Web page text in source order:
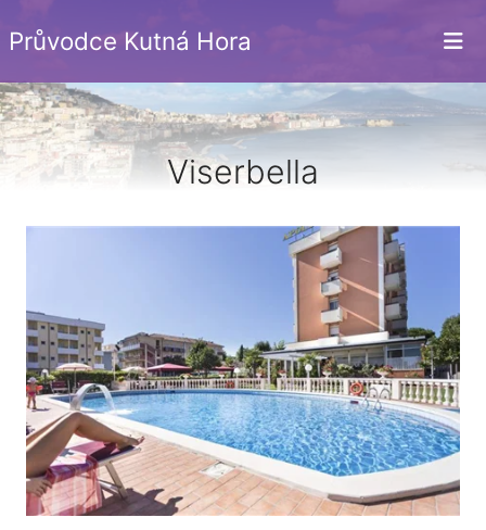
Průvodce Kutná Hora
Viserbella